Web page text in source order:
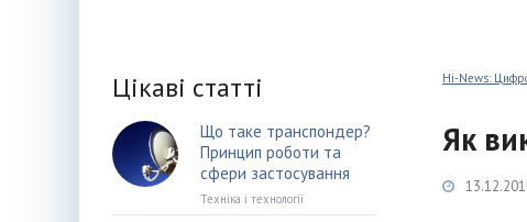
Hi-News:
Як
Цікаві статті
Що таке транспондер?
Принцип роботи та
сфери застосування
Техніка і технології